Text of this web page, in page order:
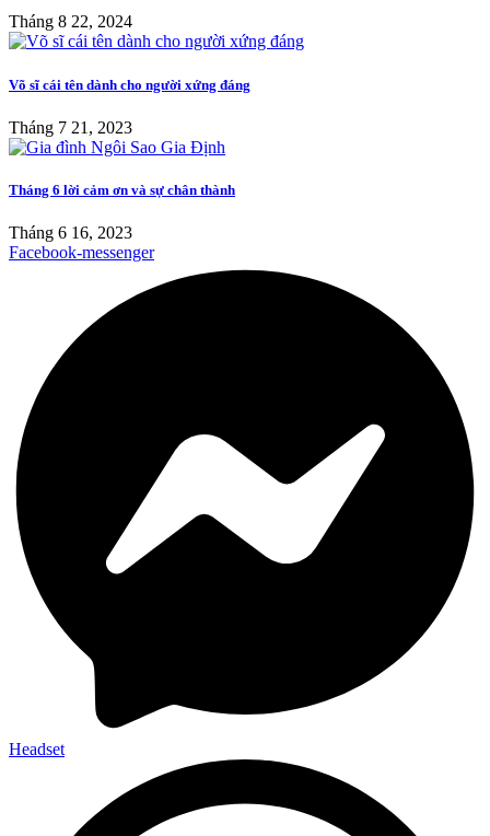
Tháng 8 22, 2024
Võ sĩ cái tên dành cho người xứng đáng
Tháng 7 21, 2023
Tháng 6 lời cảm ơn và sự chân thành
Tháng 6 16, 2023
Facebook-messenger
Headset